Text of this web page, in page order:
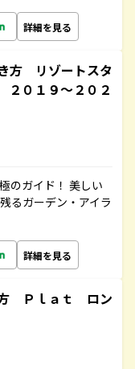
詳細を見る
方 リゾートスタ
０１９～２０２
のガイド！ 美しい
るガーデン・アイラ
詳細を見る
Ｐｌａｔ ロン